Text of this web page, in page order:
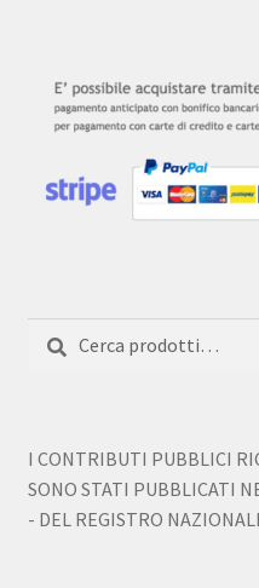
Cerca:
Cerca
I CONTRIBUTI PUBBLICI
SONO STATI PUBBLICATI
- DEL REGISTRO